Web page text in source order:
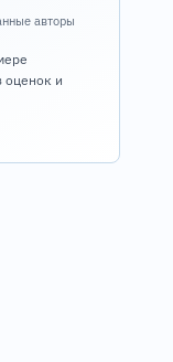
авторы
оценок и